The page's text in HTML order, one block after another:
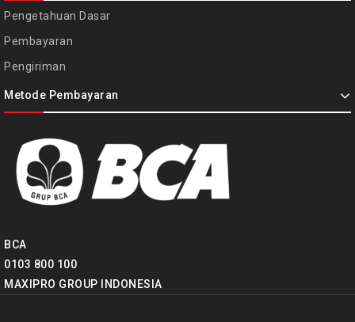
Pengetahuan Dasar
Pembayaran
Pengiriman
Metode Pembayaran
BCA
0103 800 100
MAXIPRO GROUP INDONESIA